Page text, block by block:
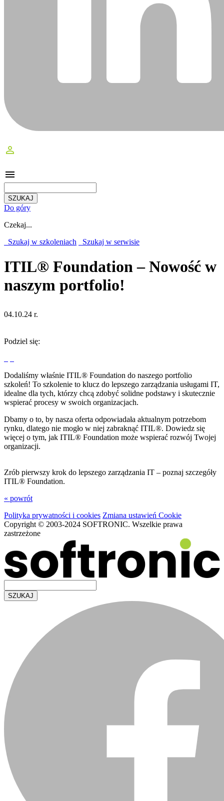
perm_identity
menu
Do góry
Czekaj...
Szukaj w szkoleniach
Szukaj w serwisie
ITIL® Foundation – Nowość w
naszym portfolio!
04.10.24 r.
Podziel się:
Dodaliśmy właśnie ITIL® Foundation do naszego portfolio
szkoleń! To szkolenie to klucz do lepszego zarządzania usługami IT,
idealne dla tych, którzy chcą zdobyć solidne podstawy i skutecznie
wspierać procesy w swoich organizacjach.
Dbamy o to, by nasza oferta odpowiadała aktualnym potrzebom
rynku, dlatego nie mogło w niej zabraknąć ITIL®. Dowiedz się
więcej o tym, jak ITIL® Foundation może wspierać rozwój Twojej
organizacji.
Zrób pierwszy krok do lepszego zarządzania IT – poznaj szczegóły
ITIL® Foundation.
« powrót
Polityka prywatności i cookies Zmiana ustawień Cookie
Copyright © 2003-2024 SOFTRONIC. Wszelkie prawa
zastrzeżone